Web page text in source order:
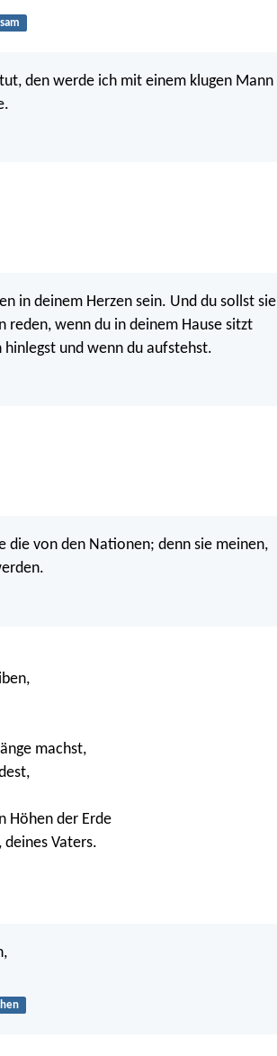
den werde ich mit einem klugen Mann
in deinem Herzen sein. Und du sollst sie
reden, wenn du in deinem Hause sitzt
und wenn du aufstehst.
von den Nationen; denn sie meinen,
machst,
Höhen der Erde
Vaters.